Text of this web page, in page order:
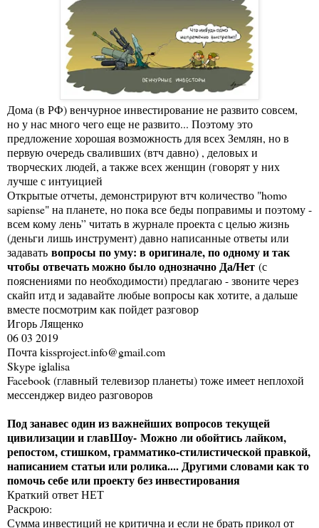
Дома (в РФ) венчурное инвестирование не развито совсем,
но у нас много чего еще не развито... Поэтому это
предложение хорошая возможность для всех Землян, но в
первую очередь сваливших (втч давно) , деловых и
творческих людей, а также всех женщин (говорят у них
лучше с интуицией
Открытые отчеты, демонстрируют втч количество "homo
sapiense" на планете, но пока все беды поправимы и поэтому -
всем кому лень” читать в журнале проекта с целью жизнь
(деньги лишь инструмент) давно написанные ответы или
задавать вопросы по уму: в оригинале, по одному и так
чтобы отвечать можно было однозначно Да/Нет (с
пояснениями по необходимости) предлагаю - звоните через
скайп итд и задавайте любые вопросы как хотите, а дальше
вместе посмотрим как пойдет разговор
Игорь Лященко
06 03 2019
Почта kissproject.info@gmail.com
Skype iglalisa
Facebook (главный телевизор планеты) тоже имеет неплохой
мессенджер видео разговоров
Под занавес один из важнейших вопросов текущей
цивилизации и главШоу- Можно ли обойтись лайком,
репостом, стишком, грамматико-стилистической правкой,
написанием статьи или ролика.... Другими словами как то
помочь себе или проекту без инвестирования
Краткий ответ НЕТ
Раскрою:
Сумма инвестиций не критична и если не брать прикол от